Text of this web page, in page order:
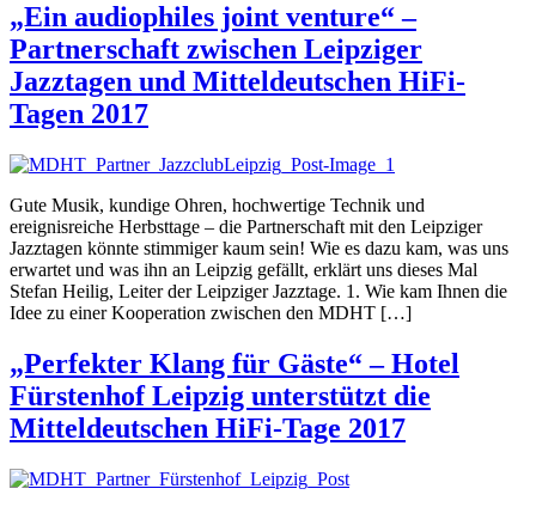
„Ein audiophiles joint venture“ –
Partnerschaft zwischen Leipziger
Jazztagen und Mitteldeutschen HiFi-
Tagen 2017
Gute Musik, kundige Ohren, hochwertige Technik und
ereignisreiche Herbsttage – die Partnerschaft mit den Leipziger
Jazztagen könnte stimmiger kaum sein! Wie es dazu kam, was uns
erwartet und was ihn an Leipzig gefällt, erklärt uns dieses Mal
Stefan Heilig, Leiter der Leipziger Jazztage. 1. Wie kam Ihnen die
Idee zu einer Kooperation zwischen den MDHT […]
„Perfekter Klang für Gäste“ – Hotel
Fürstenhof Leipzig unterstützt die
Mitteldeutschen HiFi-Tage 2017